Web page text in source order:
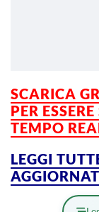
SCARICA
PER
TEMPO
LEGGI